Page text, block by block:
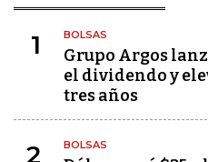
1 BOLSAS
Grupo Argos
el dividendo y
tres años
2 BOLSAS